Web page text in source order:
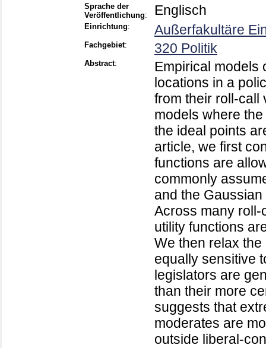
Sprache der
Veröffentlichung: Englisch
Einrichtung: Außerfakultäre
Fachgebiet: 320 Politik
Abstract:
Empirical models
locations in a
from their roll-call
models where
the ideal points
article, we first
functions are
commonly
and the
Across many roll-
utility functions
We then relax
equally sensitive
legislators are
than their more
suggests that
moderates are
outside liberal-